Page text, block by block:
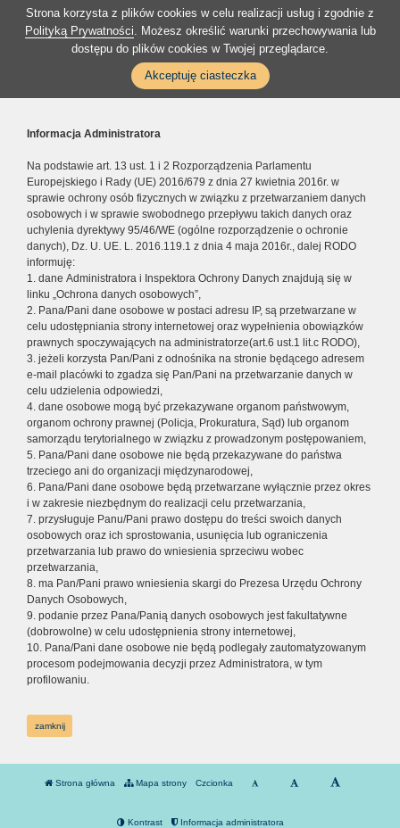
Strona korzysta z plików cookies w celu realizacji usług i zgodnie z
Polityką Prywatności. Możesz określić warunki przechowywania lub
dostępu do plików cookies w Twojej przeglądarce.
Akceptuję ciasteczka
Informacja Administratora
Na podstawie art. 13 ust. 1 i 2 Rozporządzenia Parlamentu
Europejskiego i Rady (UE) 2016/679 z dnia 27 kwietnia 2016r. w
sprawie ochrony osób fizycznych w związku z przetwarzaniem danych
osobowych i w sprawie swobodnego przepływu takich danych oraz
uchylenia dyrektywy 95/46/WE (ogólne rozporządzenie o ochronie
danych), Dz. U. UE. L. 2016.119.1 z dnia 4 maja 2016r., dalej RODO
informuję:
1. dane Administratora i Inspektora Ochrony Danych znajdują się w
linku „Ochrona danych osobowych”,
2. Pana/Pani dane osobowe w postaci adresu IP, są przetwarzane w
celu udostępniania strony internetowej oraz wypełnienia obowiązków
prawnych spoczywających na administratorze(art.6 ust.1 lit.c RODO),
3. jeżeli korzysta Pan/Pani z odnośnika na stronie będącego adresem
e-mail placówki to zgadza się Pan/Pani na przetwarzanie danych w
celu udzielenia odpowiedzi,
4. dane osobowe mogą być przekazywane organom państwowym,
organom ochrony prawnej (Policja, Prokuratura, Sąd) lub organom
samorządu terytorialnego w związku z prowadzonym postępowaniem,
5. Pana/Pani dane osobowe nie będą przekazywane do państwa
trzeciego ani do organizacji międzynarodowej,
6. Pana/Pani dane osobowe będą przetwarzane wyłącznie przez okres
i w zakresie niezbędnym do realizacji celu przetwarzania,
7. przysługuje Panu/Pani prawo dostępu do treści swoich danych
osobowych oraz ich sprostowania, usunięcia lub ograniczenia
przetwarzania lub prawo do wniesienia sprzeciwu wobec
przetwarzania,
8. ma Pan/Pani prawo wniesienia skargi do Prezesa Urzędu Ochrony
Danych Osobowych,
9. podanie przez Pana/Panią danych osobowych jest fakultatywne
(dobrowolne) w celu udostępnienia strony internetowej,
10. Pana/Pani dane osobowe nie będą podlegały zautomatyzowanym
procesom podejmowania decyzji przez Administratora, w tym
profilowaniu.
zamknij
Strona główna Mapa strony Czcionka
Kontrast Informacja administratora